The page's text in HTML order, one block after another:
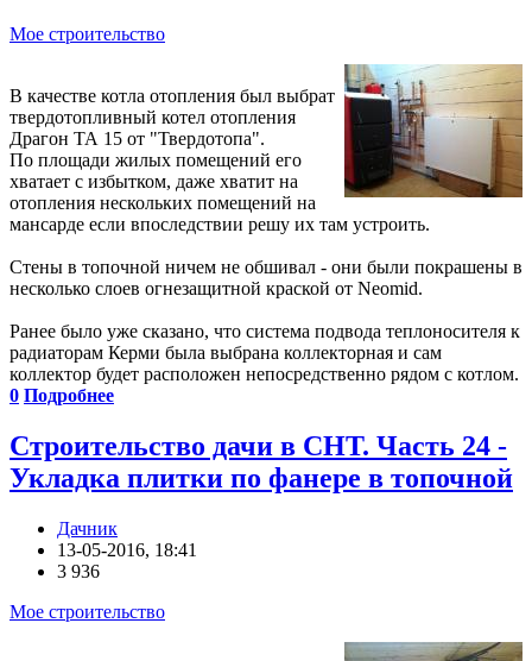
Мое строительство
В качестве котла отопления был выбрат
твердотопливный котел отопления
Драгон ТА 15 от "Твердотопа".
По площади жилых помещений его
хватает с избытком, даже хватит на
отопления нескольких помещений на
мансарде если впоследствии решу их там устроить.
Стены в топочной ничем не обшивал - они были покрашены в
несколько слоев огнезащитной краской от Neomid.
Ранее было уже сказано, что система подвода теплоносителя к
радиаторам Керми была выбрана коллекторная и сам
коллектор будет расположен непосредственно рядом с котлом.
0 Подробнее
Строительство дачи в СНТ. Часть 24 -
Укладка плитки по фанере в топочной
Дачник
13-05-2016, 18:41
3 936
Мое строительство